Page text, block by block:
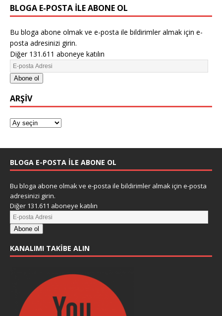
BLOGA E-POSTA ILE ABONE OL
Bu bloga abone olmak ve e-posta ile bildirimler almak için e-
posta adresinizi girin.
Diğer 131.611 aboneye katılın
Abone ol
ARŞIV
BLOGA E-POSTA ILE ABONE OL
Bu bloga abone olmak ve e-posta ile bildirimler almak için e-posta
adresinizi girin.
Diğer 131.611 aboneye katılın
Abone ol
KANALIMI TAKIBE ALIN